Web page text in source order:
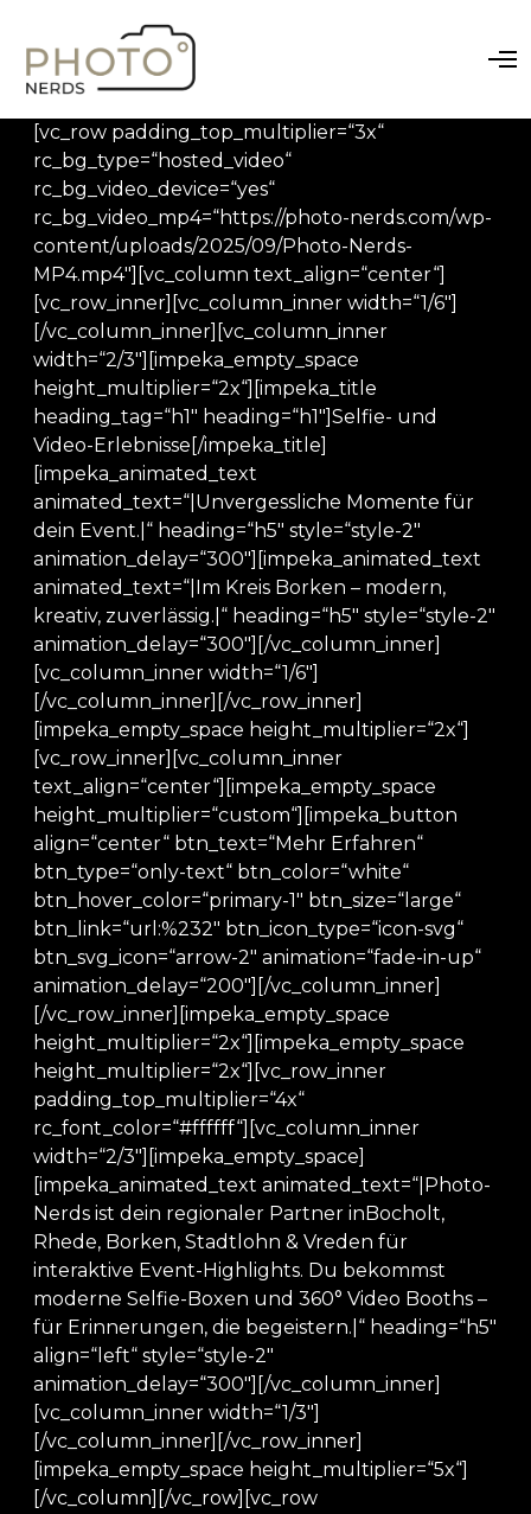
O
n
[vc_row padding_top_multiplier=“3x“
rc_bg_type=“hosted_video“
rc_bg_video_device=“yes“
rc_bg_video_mp4=“https://photo-nerds.com/wp-
content/uploads/2025/09/Photo-Nerds-
MP4.mp4″][vc_column text_align=“center“]
[vc_row_inner][vc_column_inner width=“1/6″]
[/vc_column_inner][vc_column_inner
width=“2/3″][impeka_empty_space
height_multiplier=“2x“][impeka_title
heading_tag=“h1″ heading=“h1″]Selfie- und
Video-Erlebnisse[/impeka_title]
[impeka_animated_text
animated_text=“|Unvergessliche Momente für
dein Event.|“ heading=“h5″ style=“style-2″
animation_delay=“300″][impeka_animated_text
animated_text=“|Im Kreis Borken – modern,
kreativ, zuverlässig.|“ heading=“h5″ style=“style-2″
animation_delay=“300″][/vc_column_inner]
[vc_column_inner width=“1/6″]
[/vc_column_inner][/vc_row_inner]
[impeka_empty_space height_multiplier=“2x“]
[vc_row_inner][vc_column_inner
text_align=“center“][impeka_empty_space
height_multiplier=“custom“][impeka_button
align=“center“ btn_text=“Mehr Erfahren“
btn_type=“only-text“ btn_color=“white“
btn_hover_color=“primary-1″ btn_size=“large“
btn_link=“url:%232″ btn_icon_type=“icon-svg“
btn_svg_icon=“arrow-2″ animation=“fade-in-up“
animation_delay=“200″][/vc_column_inner]
[/vc_row_inner][impeka_empty_space
height_multiplier=“2x“][impeka_empty_space
height_multiplier=“2x“][vc_row_inner
padding_top_multiplier=“4x“
rc_font_color=“#ffffff“][vc_column_inner
width=“2/3″][impeka_empty_space]
[impeka_animated_text animated_text=“|Photo-
Nerds ist dein regionaler Partner inBocholt,
Rhede, Borken, Stadtlohn & Vreden für
interaktive Event-Highlights. Du bekommst
moderne Selfie-Boxen und 360° Video Booths –
für Erinnerungen, die begeistern.|“ heading=“h5″
align=“left“ style=“style-2″
animation_delay=“300″][/vc_column_inner]
[vc_column_inner width=“1/3″]
[/vc_column_inner][/vc_row_inner]
[impeka_empty_space height_multiplier=“5x“]
[/vc_column][/vc_row][vc_row